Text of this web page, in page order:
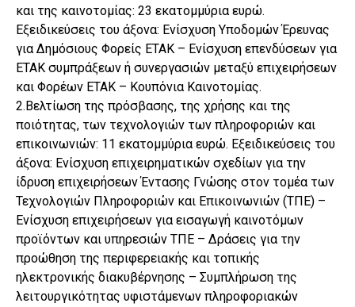
και της καινοτομίας: 23 εκατομμύρια ευρώ.
Εξειδικεύσεις του άξονα: Ενίσχυση Υποδομών Έρευνας
για Δημόσιους Φορείς ΕΤΑΚ – Ενίσχυση επενδύσεων για
ΕΤΑΚ συμπράξεων ή συνεργασιών μεταξύ επιχειρήσεων
και Φορέων ΕΤΑΚ – Κουπόνια Καινοτομίας.
2.Βελτίωση της πρόσβασης, της χρήσης και της
ποιότητας, των τεχνολογιών των πληροφοριών και
επικοινωνιών: 11 εκατομμύρια ευρώ. Εξειδικεύσεις του
άξονα: Ενίσχυση επιχειρηματικών σχεδίων για την
ίδρυση επιχειρήσεων Έντασης Γνώσης στον τομέα των
Τεχνολογιών Πληροφοριών και Επικοινωνιών (ΤΠΕ) –
Ενίσχυση επιχειρήσεων για εισαγωγή καινοτόμων
προϊόντων και υπηρεσιών ΤΠΕ – Δράσεις για την
προώθηση της περιφερειακής και τοπικής
ηλεκτρονικής διακυβέρνησης – Συμπλήρωση της
λειτουργικότητας υφιστάμενων πληροφοριακών